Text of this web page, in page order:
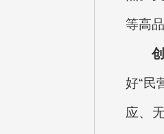
等高
好“民
应、